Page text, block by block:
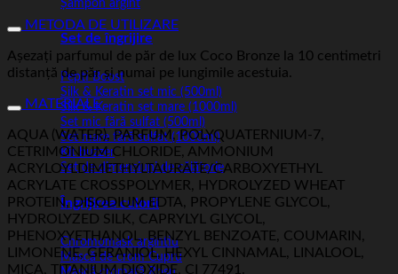
Șampon argint
Set de îngrijire
Pepti Boost
Silk & Keratin set mic (500ml)
Silk & Keratin set mare (1000ml)
Set mic fără sulfat (500ml)
Set mare fără sulfat (1000ml)
Kit buzzer
Set de dimensiuni de călătorie
Îngrijirea culorii
Chromomask argintiu
Mască de crom Cupru
METODA DE UTILIZARE
Așezați parfumul de păr de lux Coco Bronze la 10 centimetri
distanță de păr și numai pe lungimile acestuia.
MATERIALE
AQUA (WATER), PARFUM, POLYQUATERNIUM-7,
CETRIMONIUM CHLORIDE, AMMONIUM
ACRYLOYLDIMETHYLTAURATE/CARBOXYETHYL
ACRYLATE CROSSPOLYMER, HYDROLYZED WHEAT
PROTEIN, DISODIUM EDTA, PROPYLENE GLYCOL,
HYDROLYZED SILK, CAPRYLYL GLYCOL,
PHENOXYETHANOL, BENZYL BENZOATE, COUMARIN,
LIMONENE, GERANIOL, HEXYL CINNAMAL, LINALOOL,
MICA, TITANIUM DIOXIDE, CI 77491.